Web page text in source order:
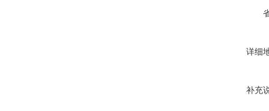
详细
补充